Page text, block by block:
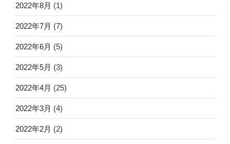
2022年8月 (1)
2022年7月 (7)
2022年6月 (5)
2022年5月 (3)
2022年4月 (25)
2022年3月 (4)
2022年2月 (2)